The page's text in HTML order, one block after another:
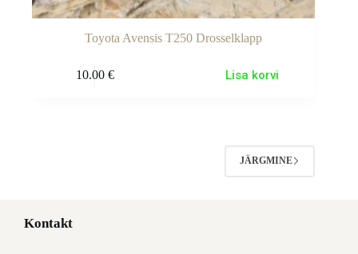
Toyota Avensis T250 Drosselklapp
10.00 € Lisa korvi
JÄRGMINE
Kontakt